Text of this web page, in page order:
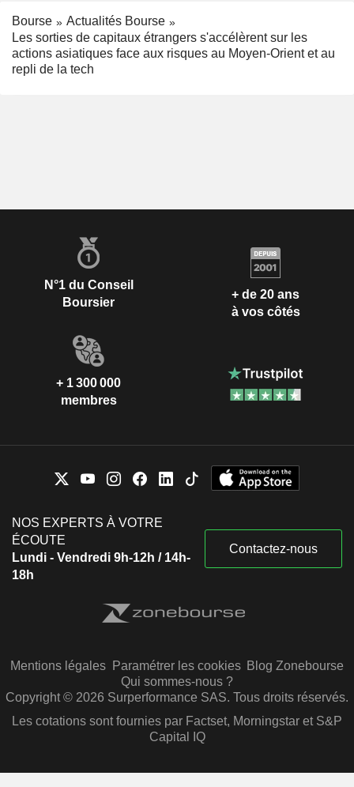
Bourse
Actualités Bourse
Les sorties de capitaux étrangers s'accélèrent sur les
actions asiatiques face aux risques au Moyen-Orient et au
repli de la tech
N°1 du Conseil
Boursier
+ de 20 ans
à vos côtés
+ 1 300 000
membres
NOS EXPERTS À VOTRE
ÉCOUTE
Lundi - Vendredi 9h-12h / 14h-
18h
Contactez-nous
Mentions légales Paramétrer les cookies Blog Zonebourse
Qui sommes-nous ?
Copyright © 2026 Surperformance SAS. Tous droits réservés.
Les cotations sont fournies par Factset, Morningstar et S&P
Capital IQ